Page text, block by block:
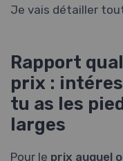
Je vais détailler
Rapport
prix :
tu as les
larges
Pour le prix auquel